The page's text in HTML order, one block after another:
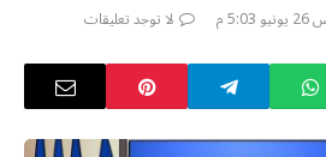
م لا توجد تعليقات